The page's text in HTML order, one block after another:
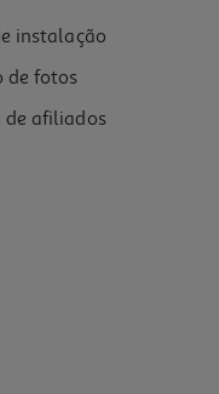
instalação
de fotos
de afiliados